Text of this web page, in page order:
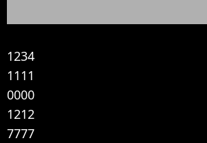
1234
1111
0000
1212
7777